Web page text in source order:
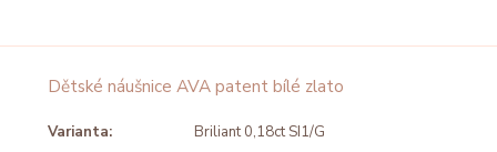
Dětské náušnice AVA patent bílé zlato
Varianta: Briliant 0,18ct SI1/G